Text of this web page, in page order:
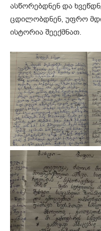
ასწორებდნენ და
ცდილობდნენ, უფრო
ისტორია შეექმნათ.